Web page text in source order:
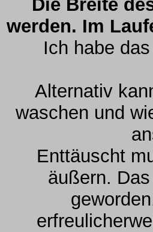
Die Breite
werden. Im
Ich habe
Alternativ
waschen und
Enttäuscht
äußern.